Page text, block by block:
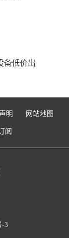
备低价出
明 网站地图
阅
-3